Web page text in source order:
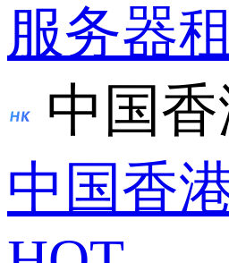
服务器
中国
中国香